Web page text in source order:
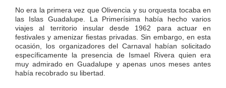
No era la primera vez que Olivencia y su orquesta tocaba en
las Islas Guadalupe. La Primerísima había hecho varios
viajes al territorio insular desde 1962 para actuar en
festivales y amenizar fiestas privadas. Sin embargo, en esta
ocasión, los organizadores del Carnaval habían solicitado
específicamente la presencia de Ismael Rivera quien era
muy admirado en Guadalupe y apenas unos meses antes
había recobrado su libertad.